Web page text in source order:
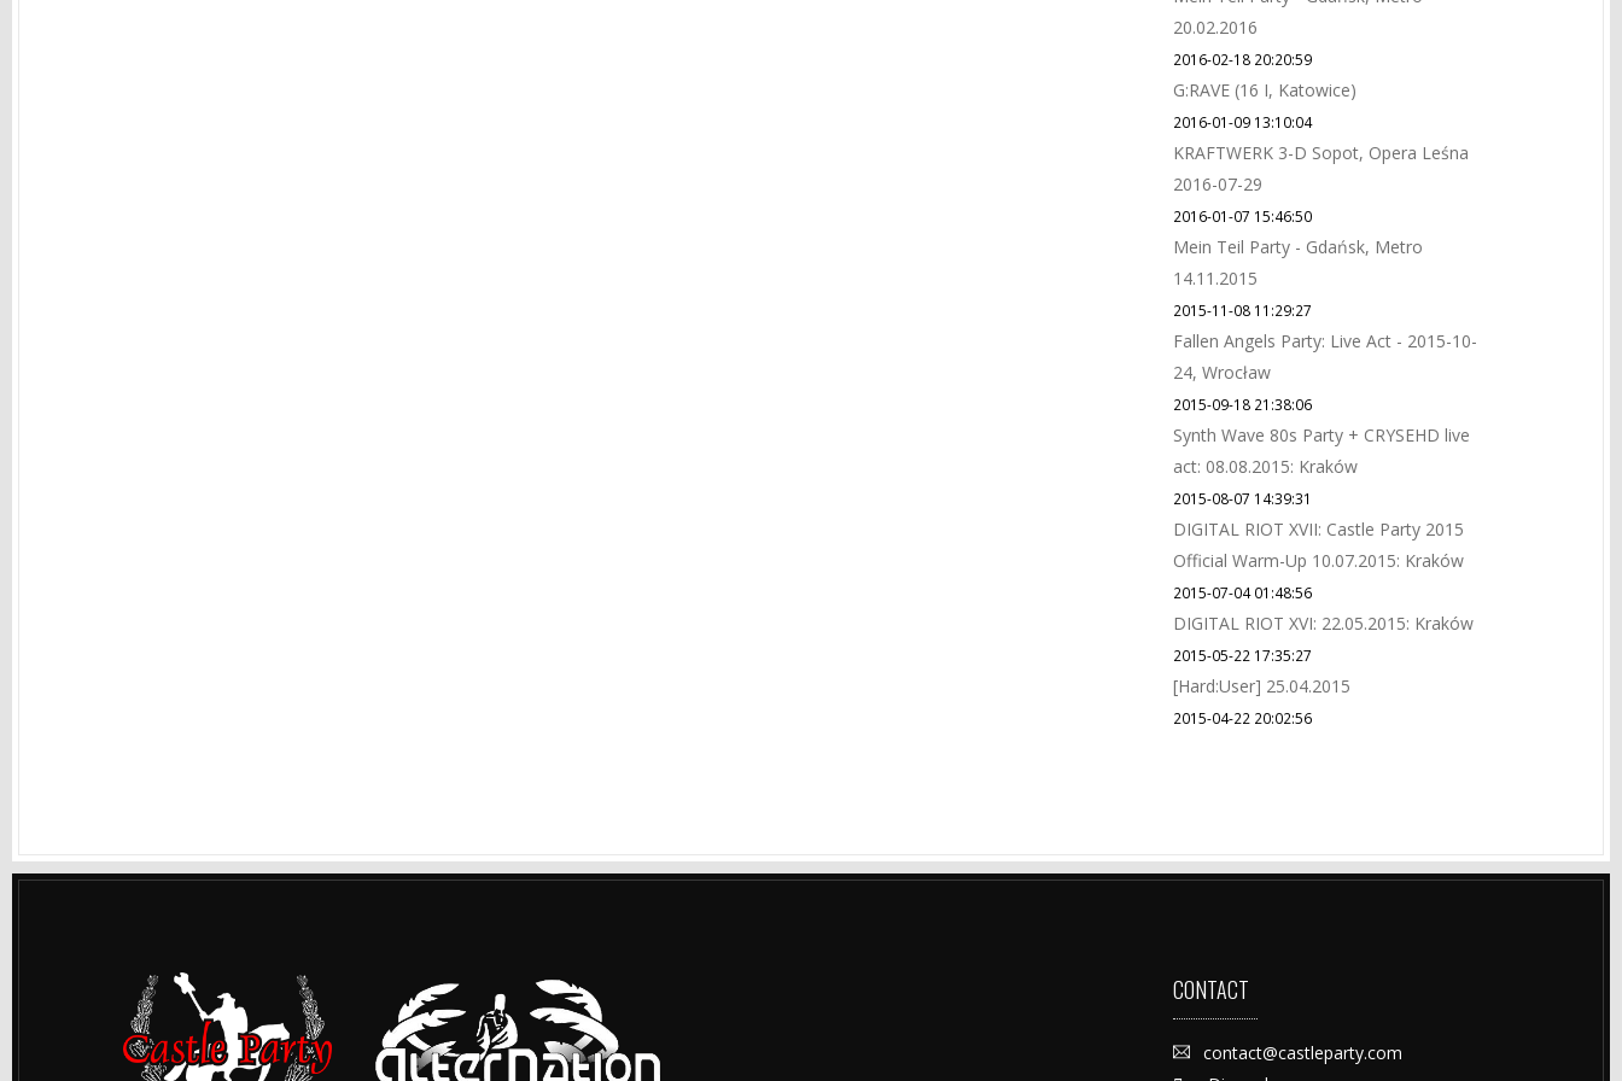
20.02.2016
2016-02-18 20:20:59
G:RAVE (16 I, Katowice)
2016-01-09 13:10:04
KRAFTWERK 3-D Sopot, Opera Leśna
2016-07-29
2016-01-07 15:46:50
Mein Teil Party - Gdańsk, Metro
14.11.2015
2015-11-08 11:29:27
Fallen Angels Party: Live Act - 2015-10-
24, Wrocław
2015-09-18 21:38:06
Synth Wave 80s Party + CRYSEHD live
act: 08.08.2015: Kraków
2015-08-07 14:39:31
DIGITAL RIOT XVII: Castle Party 2015
Official Warm-Up 10.07.2015: Kraków
2015-07-04 01:48:56
DIGITAL RIOT XVI: 22.05.2015: Kraków
2015-05-22 17:35:27
[Hard:User] 25.04.2015
2015-04-22 20:02:56
CONTACT
contact@castleparty.com